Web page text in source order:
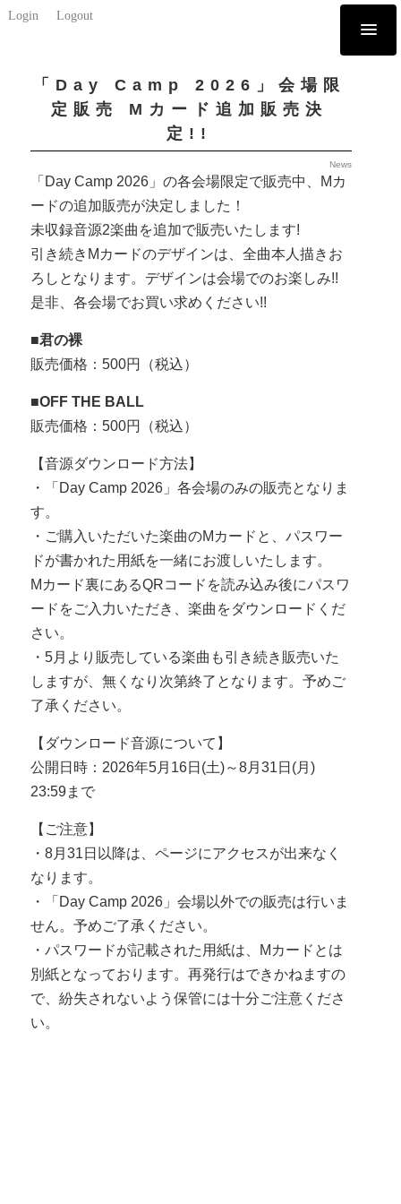
Login Logout
「Day Camp 2026」会場限
定販売 Mカード追加販売決
定!!
News
「Day Camp 2026」の各会場限定で販売中、Mカ
ードの追加販売が決定しました！
未収録音源2楽曲を追加で販売いたします!
引き続きMカードのデザインは、全曲本人描きお
ろしとなります。デザインは会場でのお楽しみ!!
是非、各会場でお買い求めください!!
■君の裸
販売価格：500円（税込）
■OFF THE BALL
販売価格：500円（税込）
【音源ダウンロード方法】
・「Day Camp 2026」各会場のみの販売となりま
す。
・ご購入いただいた楽曲のMカードと、パスワー
ドが書かれた用紙を一緒にお渡しいたします。
Mカード裏にあるQRコードを読み込み後にパスワ
ードをご入力いただき、楽曲をダウンロードくだ
さい。
・5月より販売している楽曲も引き続き販売いた
しますが、無くなり次第終了となります。予めご
了承ください。
【ダウンロード音源について】
公開日時：2026年5月16日(土)～8月31日(月)
23:59まで
【ご注意】
・8月31日以降は、ページにアクセスが出来なく
なります。
・「Day Camp 2026」会場以外での販売は行いま
せん。予めご了承ください。
・パスワードが記載された用紙は、Mカードとは
別紙となっております。再発行はできかねますの
で、紛失されないよう保管には十分ご注意くださ
い。